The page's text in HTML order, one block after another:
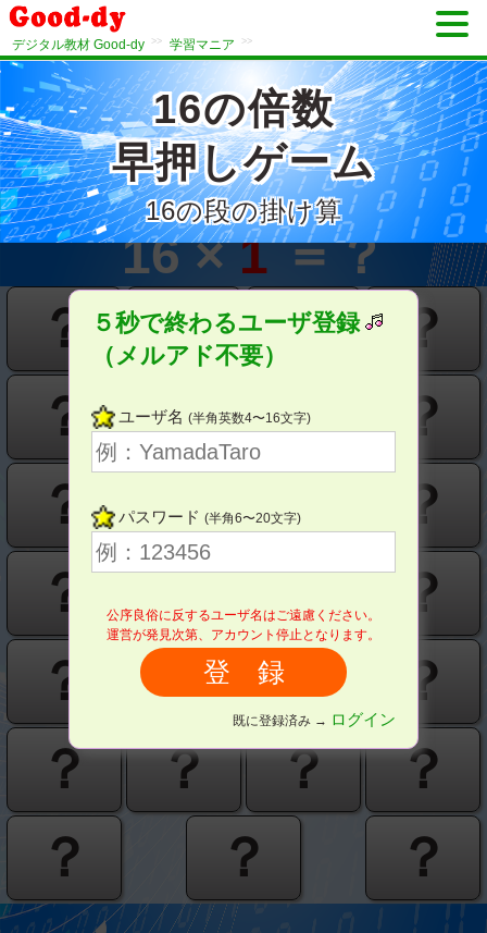
デジタル教材 Good-dy >> 学習マニア >>
16の倍数
早押しゲーム
16の段の掛け算
16 ×1＝？
分 秒
？ ？ ？
？
？
？ ？
？
？
？ ？
？
？
？ ？
？
？
？ ？
？
？
？ ？
？
？
？ ？
５秒で終わるユーザ登録
（メルアド不要）
ユーザ名 (半角英数4〜16文字)
パスワード (半角6〜20文字)
公序良俗に反するユーザ名はご遠慮ください。
運営が発見次第、アカウント停止となります。
既に登録済み → ログイン